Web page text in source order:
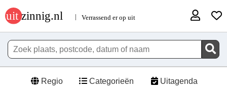
Regio Categorieën Uitagenda